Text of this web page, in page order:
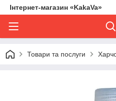
Інтернет-магазин «KakaVa»
Товари та послуги